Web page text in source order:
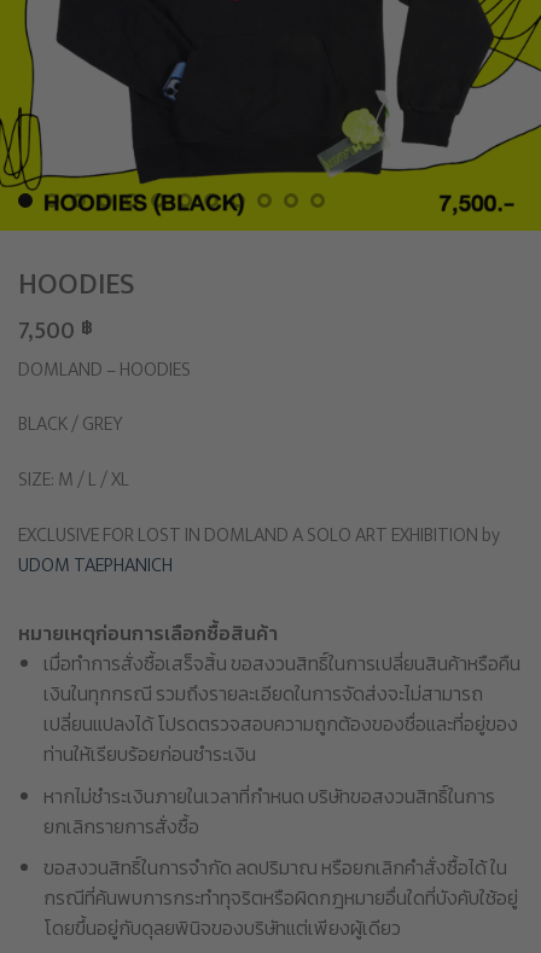
HOODIES
7,500 ฿
DOMLAND – HOODIES
BLACK / GREY
SIZE: M / L / XL
EXCLUSIVE FOR LOST IN DOMLAND A SOLO ART EXHIBITION by
UDOM TAEPHANICH
หมายเหตุก่อนการเลือกซื้อสินค้า
เมื่อทำการสั่งซื้อเสร็จสิ้น ขอสงวนสิทธิ์ในการเปลี่ยนสินค้าหรือคืน
เงินในทุกกรณี รวมถึงรายละเอียดในการจัดส่งจะไม่สามารถ
เปลี่ยนแปลงได้ โปรดตรวจสอบความถูกต้องของชื่อและที่อยู่ของ
ท่านให้เรียบร้อยก่อนชำระเงิน
หากไม่ชำระเงินภายในเวลาที่กำหนด บริษัทขอสงวนสิทธิ์ในการ
ยกเลิกรายการสั่งซื้อ
ขอสงวนสิทธิ์ในการจำกัด ลดปริมาณ หรือยกเลิกคำสั่งซื้อได้ ใน
กรณีที่ค้นพบการกระทำทุจริตหรือผิดกฎหมายอื่นใดที่บังคับใช้อยู่
โดยขึ้นอยู่กับดุลยพินิจของบริษัทแต่เพียงผู้เดียว